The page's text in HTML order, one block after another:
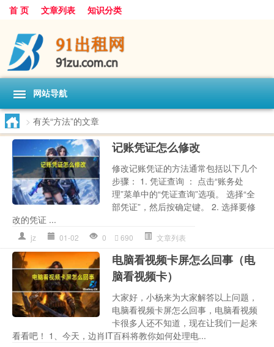
首 页 文章列表 知识分类
网站导航
> 有关“方法”的文章
记账凭证怎么修改
修改记账凭证的方法通常包括以下几个
步骤： 1. 凭证查询 ： 点击“账务处
理”菜单中的“凭证查询”选项。 选择“全
部凭证”，然后按确定键。 2. 选择要修
改的凭证 ...
jz 01-02 0 690 文章列表
电脑看视频卡屏怎么回事（电
脑看视频卡）
大家好，小杨来为大家解答以上问题，
电脑看视频卡屏怎么回事，电脑看视频
卡很多人还不知道，现在让我们一起来
看看吧！ 1、今天，边肖IT百科将教你如何处理电...